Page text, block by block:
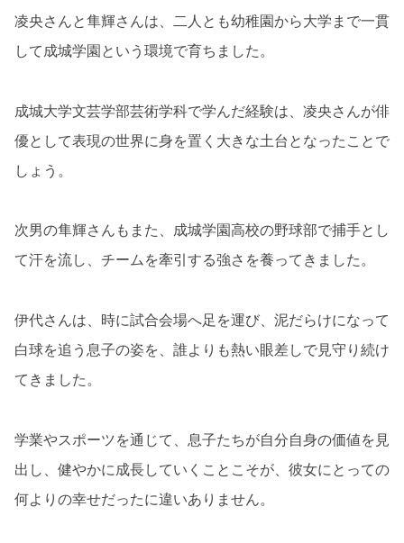
凌央さんと隼輝さんは、二人とも幼稚園から大学まで一貫
して成城学園という環境で育ちました。
成城大学文芸学部芸術学科で学んだ経験は、凌央さんが俳
優として表現の世界に身を置く大きな土台となったことで
しょう。
次男の隼輝さんもまた、成城学園高校の野球部で捕手とし
て汗を流し、チームを牽引する強さを養ってきました。
伊代さんは、時に試合会場へ足を運び、泥だらけになって
白球を追う息子の姿を、誰よりも熱い眼差しで見守り続け
てきました。
学業やスポーツを通じて、息子たちが自分自身の価値を見
出し、健やかに成長していくことこそが、彼女にとっての
何よりの幸せだったに違いありません。